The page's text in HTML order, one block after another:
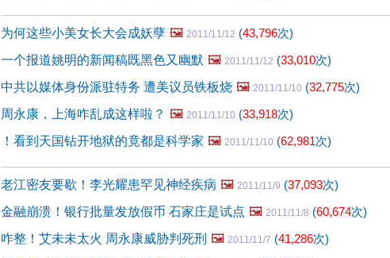
为何这些小美女长大会成妖孽 🖼️ 2011/11/12 (43,796次)
一个报道姚明的新闻稿既黑色又幽默 🖼️ 2011/11/12 (33,010次)
中共以媒体身份派驻特务 遭美议员铁板烧 🖼️ 2011/11/10 (32,775次)
周永康，上海咋乱成这样啦？ 🖼️ 2011/11/10 (33,918次)
！看到天国钻开地狱的竟都是科学家 🖼️ 2011/11/10 (62,981次)
老江密友要歇！李光耀患罕见神经疾病 🖼️ 2011/11/9 (37,093次)
金融崩溃！银行批量发放假币 石家庄是试点 🖼️ 2011/11/8 (60,674次)
咋整！艾未未太火 周永康威胁判死刑 🖼️ 2011/11/7 (41,286次)